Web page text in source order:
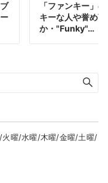
「ファンキー」
キーな人や誉め
か・"Funky"…
/火曜/水曜/木曜/金曜/土曜/